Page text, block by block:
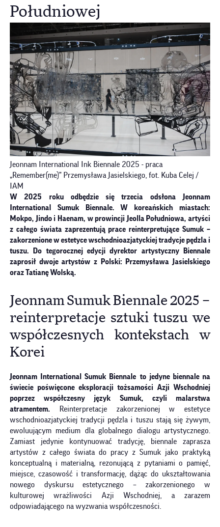
Południowej
Jeonnam International Ink Biennale 2025 - praca
„Remember(me)” Przemysława Jasielskiego, fot. Kuba Celej /
IAM
W 2025 roku odbędzie się trzecia odsłona Jeonnam
International Sumuk Biennale. W koreańskich miastach:
Mokpo, Jindo i Haenam, w prowincji Jeolla Południowa, artyści
z całego świata zaprezentują prace reinterpretujące Sumuk –
zakorzenione w estetyce wschodnioazjatyckiej tradycje pędzla i
tuszu. Do tegorocznej edycji dyrektor artystyczny Biennale
zaprosił dwoje artystów z Polski: Przemysława Jasielskiego
oraz Tatianę Wolską.
Jeonnam Sumuk Biennale 2025 –
reinterpretacje sztuki tuszu we
współczesnych kontekstach w
Korei
Jeonnam International Sumuk Biennale to jedyne biennale na
świecie poświęcone eksploracji tożsamości Azji Wschodniej
poprzez współczesny język Sumuk, czyli malarstwa
atramentem. Reinterpretacje zakorzenionej w estetyce
wschodnioazjatyckiej tradycji pędzla i tuszu stają się żywym,
ewoluującym medium dla globalnego dialogu artystycznego.
Zamiast jedynie kontynuować tradycję, biennale zaprasza
artystów z całego świata do pracy z Sumuk jako praktyką
konceptualną i materialną, rezonującą z pytaniami o pamięć,
miejsce, czasowość i transformację, dążąc do ukształtowania
nowego dyskursu estetycznego – zakorzenionego w
kulturowej wrażliwości Azji Wschodniej, a zarazem
odpowiadającego na wyzwania współczesności.